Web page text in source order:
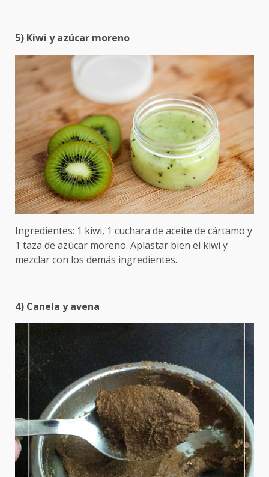
5) Kiwi y azúcar moreno
Ingredientes: 1 kiwi, 1 cuchara de aceite de cártamo y
1 taza de azúcar moreno. Aplastar bien el kiwi y
mezclar con los demás ingredientes.
4) Canela y avena